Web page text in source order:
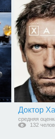
Доктор
средняя
132